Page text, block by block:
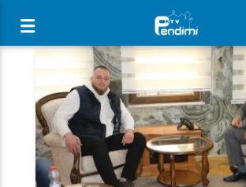
[There are no radio stations in the